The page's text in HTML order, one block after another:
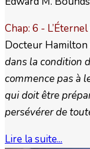
Chap: 6 -
Docteur Hamilton
dans la condition
commence pas à
qui doit être
persévérer de
Lire la suite...